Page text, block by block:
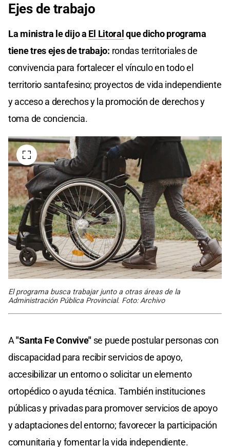
Ejes de trabajo
La ministra le dijo a El Litoralque dicho programa
tiene tres ejes de trabajo: rondas territoriales de
convivencia para fortalecer el vínculo en todo el
territorio santafesino; proyectos de vida independiente
y acceso a derechos y la promoción de derechos y
toma de conciencia.
El programa busca trabajar junto a otras áreas de la
Administración Pública Provincial. Foto: Archivo
A"Santa Fe Convive" se puede postular personas con
discapacidad para recibir servicios de apoyo,
accesibilizar un entorno o solicitar un elemento
ortopédico o ayuda técnica. También instituciones
públicas y privadas para promover servicios de apoyo
y adaptaciones del entorno; favorecer la participación
comunitaria y fomentar la vida independiente.